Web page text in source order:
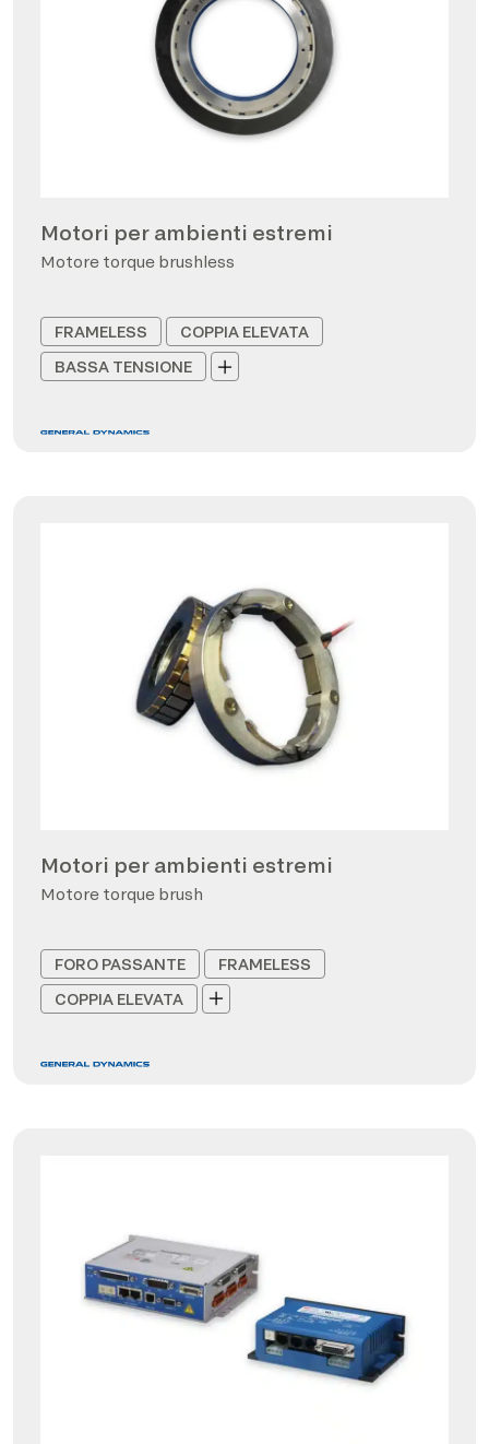
Motori per ambienti estremi
Motore torque brushless
FRAMELESS
COPPIA ELEVATA
BASSA TENSIONE
Motori per ambienti estremi
Motore torque brush
FORO PASSANTE
FRAMELESS
COPPIA ELEVATA